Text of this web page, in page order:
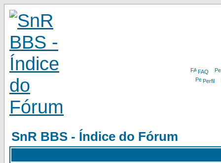
FAQ
Perfil
SnR BBS - Índice do Fórum